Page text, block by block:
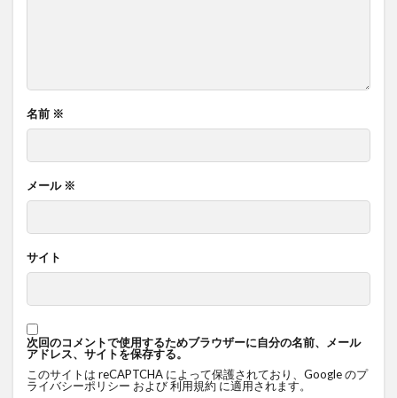
名前 ※
メール ※
サイト
次回のコメントで使用するためブラウザーに自分の名前、メール
アドレス、サイトを保存する。
このサイトは reCAPTCHA によって保護されており、Google のプ
ライバシーポリシー および利用規約 に適用されます。